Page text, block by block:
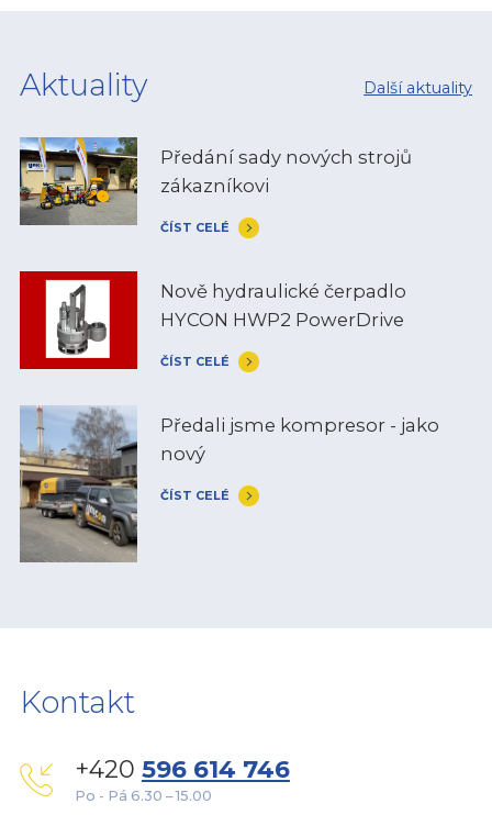
Další aktuality
Aktuality
Předání sady nových strojů
zákazníkovi
ČÍST CELÉ
Nově hydraulické čerpadlo
HYCON HWP2 PowerDrive
ČÍST CELÉ
Předali jsme kompresor - jako
nový
ČÍST CELÉ
Kontakt
+420 596 614 746
Po - Pá 6.30 – 15.00